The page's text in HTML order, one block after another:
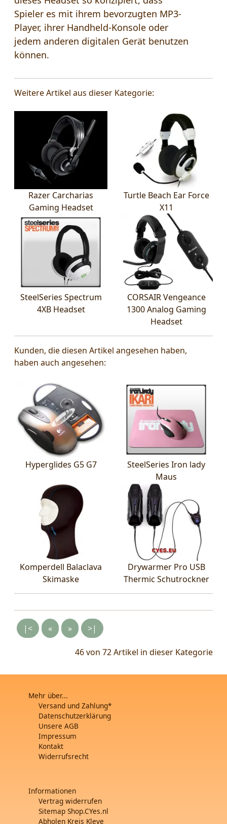
Spieler es mit ihrem bevorzugten MP3-
Player, ihrer Handheld-Konsole oder
jedem anderen digitalen Gerät benutzen
können.
Weitere Artikel aus dieser Kategorie:
Razer Carcharias
Gaming Headset
Turtle Beach Ear Force
X11
SteelSeries Spectrum
4XB Headset
CORSAIR Vengeance
1300 Analog Gaming
Headset
Kunden, die diesen Artikel angesehen haben,
haben auch angesehen:
Hyperglides G5 G7
SteelSeries Iron lady
Maus
Komperdell Balaclava
Skimaske
Drywarmer Pro USB
Thermic Schutrockner
|< « » >|
46 von 72Artikel in dieser Kategorie
Mehr über...
Versand und Zahlung*
Datenschutzerklärung
Unsere AGB
Impressum
Kontakt
Widerrufsrecht
Informationen
Vertrag widerrufen
Sitemap Shop.CYes.nl
Abholen Kreis Kleve